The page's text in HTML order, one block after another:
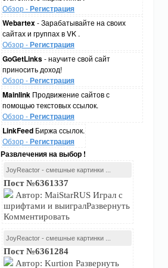
Обзор -Регистрация
Webartex- Зарабатывайте на своих
сайтах и группах в VK .
Обзор -Регистрация
GoGetLinks- научите свой сайт
приносить доход!
Обзор -Регистрация
Mainlink Продвижение сайтов с
помощью текстовых ссылок.
Обзор -Регистрация
LinkFeed Биржа ссылок.
Обзор -Регистрация
Развлечения на выбор !
JoyReactor - смешные картинки ...
Пост №6361337
Автор: MaiStarRUS Играл с
шрифтами и выигралРазвернуть
Комментировать
JoyReactor - смешные картинки ...
Пост №6361284
Автор: Kurtion Развернуть